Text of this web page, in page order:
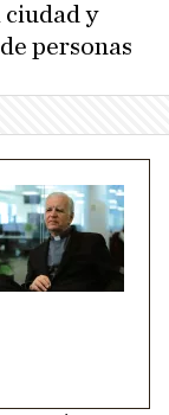
y
personas